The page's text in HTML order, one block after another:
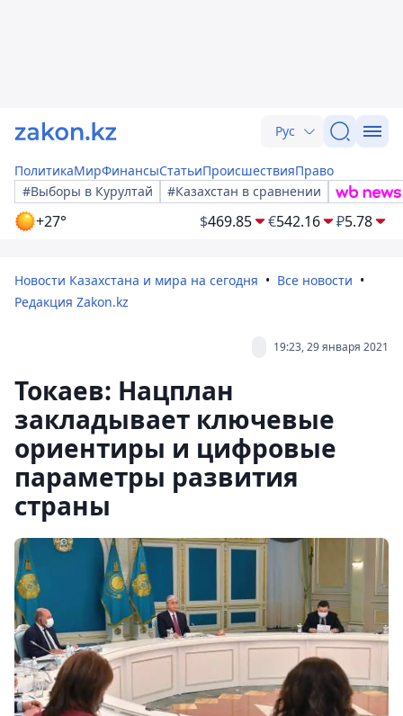
Рус
ПолитикаМирФинансыСтатьиПроисшествияПраво
#Выборы в Курултай
#Казахстан в сравнении
+27° $469.85 €542.16 ₽5.78
Новости Казахстана и мира на сегодня
Все новости
Редакция Zakon.kz
19:23, 29 января 2021
Токаев: Нацплан
закладывает ключевые
ориентиры и цифровые
параметры развития
страны